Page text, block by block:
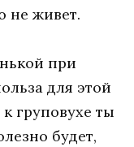
не живет.
при
для этой
груповухе ты
будет,